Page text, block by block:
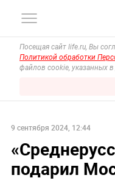
Посещая сайт life.ru, Вы
Политикой обработки
файлов cookie, указанных
9 сентября 2024, 12:44
подарил